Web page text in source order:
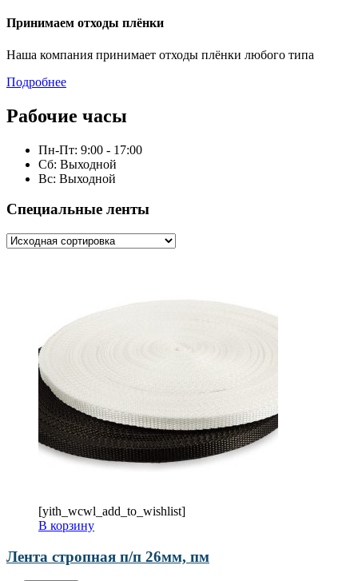
Принимаем отходы плёнки
Наша компания принимает отходы плёнки любого типа
Подробнее
Рабочие часы
Пн-Пт: 9:00 - 17:00
Сб: Выходной
Вс: Выходной
Специальные ленты
[yith_wcwl_add_to_wishlist]
В корзину
Лента стропная п/п 26мм, пм